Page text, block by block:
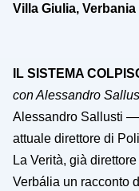
Villa Giulia, Verbania
IL SISTEMA
con Alessandro
Alessandro Sallusti
attuale direttore di
La Verità, già
Verbália un racconto